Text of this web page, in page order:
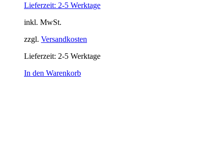
Lieferzeit: 2-5 Werktage
inkl. MwSt.
zzgl. Versandkosten
Lieferzeit: 2-5 Werktage
In den Warenkorb